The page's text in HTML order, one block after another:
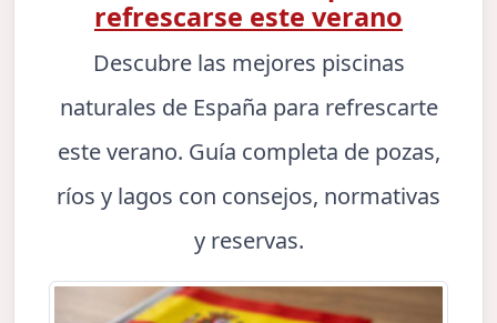
refrescarse este verano
Descubre las mejores piscinas
naturales de España para refrescarte
este verano. Guía completa de pozas,
ríos y lagos con consejos, normativas
y reservas.